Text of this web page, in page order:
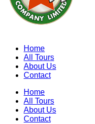
Home
All Tours
About Us
Contact
Home
All Tours
About Us
Contact